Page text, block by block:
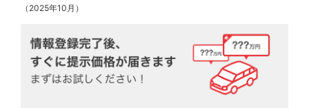
（2025年10月）